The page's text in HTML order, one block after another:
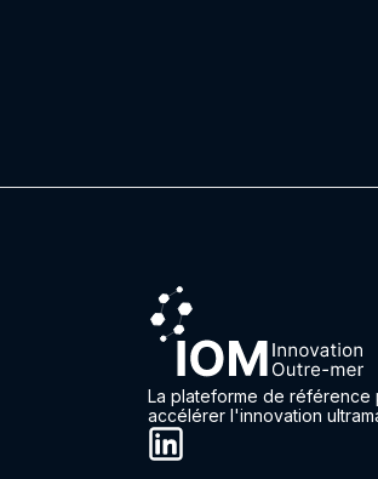
La plateforme de référence
accélérer l'innovation